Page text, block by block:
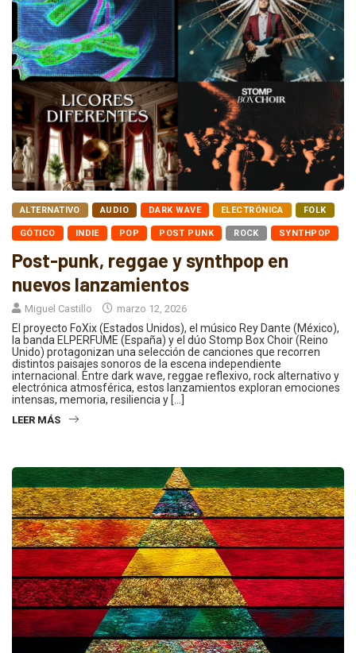
ALTERNATIVO AUDIO DARK WAVE ELECTRÓNICA FOLK
GÓTICO INDIE POP POST PUNK ROCK SYNTHPOP
Post-punk, reggae y synthpop en
nuevos lanzamientos
Miguel Castillo marzo 12, 2026
El proyecto FoXix (Estados Unidos), el músico Rey Dante (México),
la banda ELPERFUME (España) y el dúo Stomp Box Choir (Reino
Unido) protagonizan una selección de canciones que recorren
distintos paisajes sonoros de la escena independiente
internacional. Entre dark wave, reggae reflexivo, rock alternativo y
electrónica atmosférica, estos lanzamientos exploran emociones
intensas, memoria, resiliencia y […]
LEER MÁS